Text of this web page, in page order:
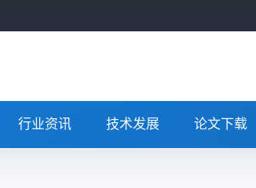
行业资讯 技术发展 论文下载